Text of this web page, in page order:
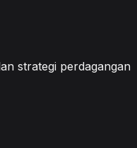
strategi perdagangan